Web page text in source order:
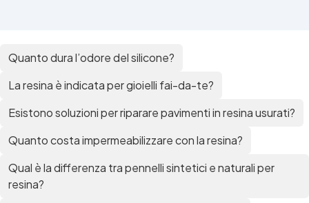
Quanto dura l’odore del silicone?
La resina è indicata per gioielli fai-da-te?
Esistono soluzioni per riparare pavimenti in resina usurati?
Quanto costa impermeabilizzare con la resina?
Qual è la differenza tra pennelli sintetici e naturali per
resina?